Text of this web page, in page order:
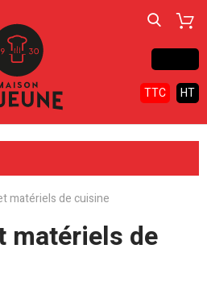
TTC HT
matériels de cuisine
matériels de